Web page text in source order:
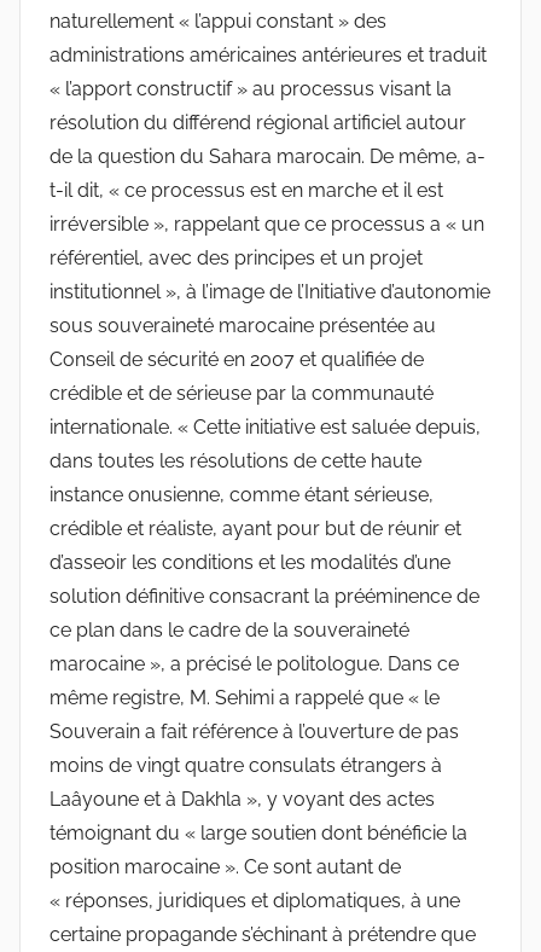
naturellement « l’appui constant » des
administrations américaines antérieures et traduit
« l’apport constructif » au processus visant la
résolution du différend régional artificiel autour
de la question du Sahara marocain. De même, a-
t-il dit, « ce processus est en marche et il est
irréversible », rappelant que ce processus a « un
référentiel, avec des principes et un projet
institutionnel », à l’image de l’Initiative d’autonomie
sous souveraineté marocaine présentée au
Conseil de sécurité en 2007 et qualifiée de
crédible et de sérieuse par la communauté
internationale. « Cette initiative est saluée depuis,
dans toutes les résolutions de cette haute
instance onusienne, comme étant sérieuse,
crédible et réaliste, ayant pour but de réunir et
d’asseoir les conditions et les modalités d’une
solution définitive consacrant la prééminence de
ce plan dans le cadre de la souveraineté
marocaine », a précisé le politologue. Dans ce
même registre, M. Sehimi a rappelé que « le
Souverain a fait référence à l’ouverture de pas
moins de vingt quatre consulats étrangers à
Laâyoune et à Dakhla », y voyant des actes
témoignant du « large soutien dont bénéficie la
position marocaine ». Ce sont autant de
« réponses, juridiques et diplomatiques, à une
certaine propagande s’échinant à prétendre que